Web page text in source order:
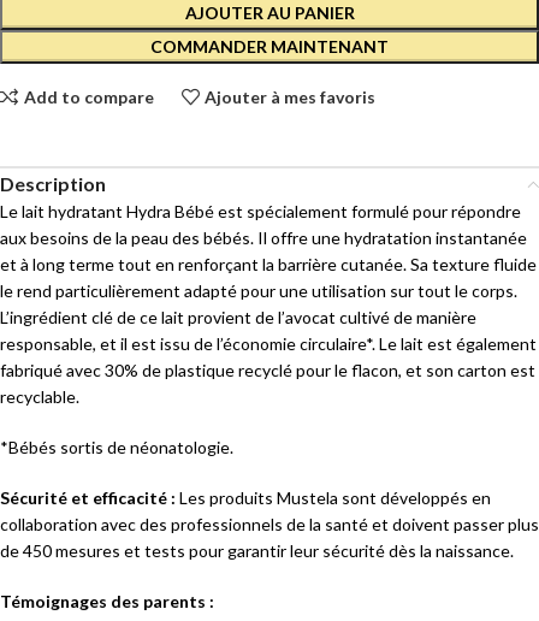
AJOUTER AU PANIER
COMMANDER MAINTENANT
Add to compare Ajouter à mes favoris
Description
Le lait hydratant Hydra Bébé est spécialement formulé pour répondre
aux besoins de la peau des bébés. Il offre une hydratation instantanée
et à long terme tout en renforçant la barrière cutanée. Sa texture fluide
le rend particulièrement adapté pour une utilisation sur tout le corps.
L’ingrédient clé de ce lait provient de l’avocat cultivé de manière
responsable, et il est issu de l’économie circulaire*. Le lait est également
fabriqué avec 30% de plastique recyclé pour le flacon, et son carton est
recyclable.
*Bébés sortis de néonatologie.
Sécurité et efficacité : Les produits Mustela sont développés en
collaboration avec des professionnels de la santé et doivent passer plus
de 450 mesures et tests pour garantir leur sécurité dès la naissance.
Témoignages des parents :